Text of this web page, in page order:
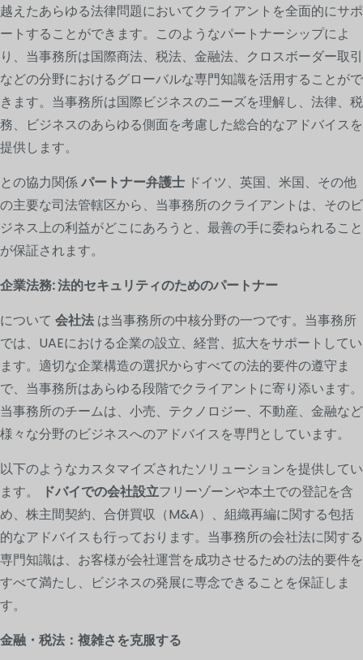
越えたあらゆる法律問題においてクライアントを全面的にサポ
ートすることができます。このようなパートナーシップによ
り、当事務所は国際商法、税法、金融法、クロスボーダー取引
などの分野におけるグローバルな専門知識を活用することがで
きます。当事務所は国際ビジネスのニーズを理解し、法律、税
務、ビジネスのあらゆる側面を考慮した総合的なアドバイスを
提供します。
との協力関係パートナー弁護士 ドイツ、英国、米国、その他
の主要な司法管轄区から、当事務所のクライアントは、そのビ
ジネス上の利益がどこにあろうと、最善の手に委ねられること
が保証されます。
企業法務: 法的セキュリティのためのパートナー
について 会社法 は当事務所の中核分野の一つです。当事務所
では、UAEにおける企業の設立、経営、拡大をサポートしてい
ます。適切な企業構造の選択からすべての法的要件の遵守ま
で、当事務所はあらゆる段階でクライアントに寄り添います。
当事務所のチームは、小売、テクノロジー、不動産、金融など
様々な分野のビジネスへのアドバイスを専門としています。
以下のようなカスタマイズされたソリューションを提供してい
ます。
ドバイでの会社設立フリーゾーンや本土での登記を含
め、株主間契約、合併買収（M&A）、組織再編に関する包括
的なアドバイスも行っております。当事務所の会社法に関する
専門知識は、お客様が会社運営を成功させるための法的要件を
すべて満たし、ビジネスの発展に専念できることを保証しま
す。
金融・税法：複雑さを克服する